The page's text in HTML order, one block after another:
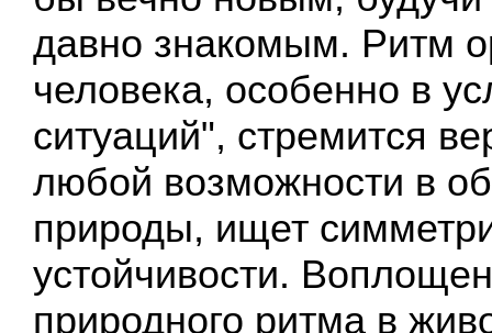
давно знакомым. Ритм
человека, особенно в
ситуаций", стремится
любой возможности в
природы, ищет
устойчивости.
природного ритма в